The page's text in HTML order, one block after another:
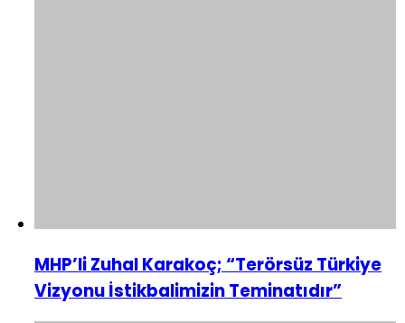
MHP’li Zuhal Karakoç; “Terörsüz Türkiye
Vizyonu İstikbalimizin Teminatıdır”